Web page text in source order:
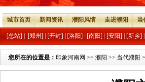
城市首页 新闻资讯 濮阳风情 走进濮阳 当
[总站] [郑州] [开封] [洛阳] [南阳] [安阳] [新乡]
您所在的位置是： 印象河南网 >> 濮阳 >> 当代濮阳